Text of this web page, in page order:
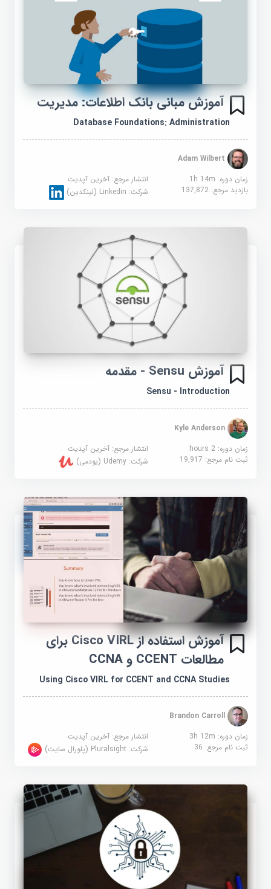
آموزش مبانی بانک اطلاعات: مدیریت
Database Foundations: Administration
Adam Wilbert
زمان دوره: 1h 14m
انتشار مرجع:آخرین آپدیت
بازدید مرجع:137,872 شرکت:Linkedin (لینکدین)
آموزش Sensu - مقدمه
Sensu - Introduction
Kyle Anderson
زمان دوره: 2 hours
انتشار مرجع:آخرین آپدیت
ثبت نام مرجع:19,917 شرکت:Udemy (یودمی)
آموزش استفاده از Cisco VIRL برای
مطالعات CCENT و CCNA
Using Cisco VIRL for CCENT and CCNA Studies
Brandon Carroll
زمان دوره: 3h 12m
انتشار مرجع:آخرین آپدیت
ثبت نام مرجع:36 شرکت:Pluralsight (پلورال سایت)